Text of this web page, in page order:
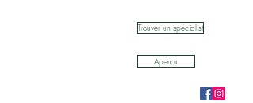
Trouver un spécialist
Aperçu